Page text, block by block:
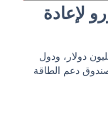
مليون يورو لإعادة
المتحدة تتعهد بأكبر حزمة بقيمة 175 مليون دولار، ودول
دعم الطاقة